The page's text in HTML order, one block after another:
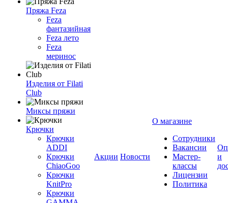
Пряжа Feza
Feza
фантазийная
Feza лето
Feza
меринос
Изделия от Filati
Club
Миксы пряжи
Крючки
Крючки
ADDI
Крючки
ChiaoGoo
Крючки
KnitPro
Крючки
Акции Новости
О магазине
Сотрудники
Вакансии
Мастер-
классы
Лицензии
Политика
и